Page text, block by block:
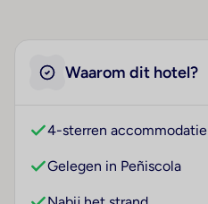
Waarom dit hotel?
4-sterren accommodatie
Gelegen in Peñiscola